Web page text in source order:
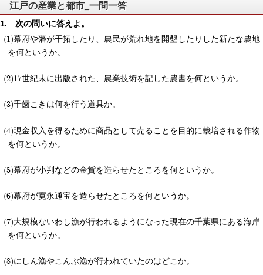
江戸の産業と都市_一問一答
次の問いに答えよ。
幕府や藩が干拓したり、農民が荒れ地を開墾したりした新たな農地
を何というか。
17世紀末に出版された、農業技術を記した農書を何というか。
千歯こきは何を行う道具か。
現金収入を得るために商品として売ることを目的に栽培される作物
を何というか。
幕府が小判などの金貨を造らせたところを何というか。
幕府が寛永通宝を造らせたところを何というか。
大規模ないわし漁が行われるようになった現在の千葉県にある海岸
を何というか。
にしん漁やこんぶ漁が行われていたのはどこか。